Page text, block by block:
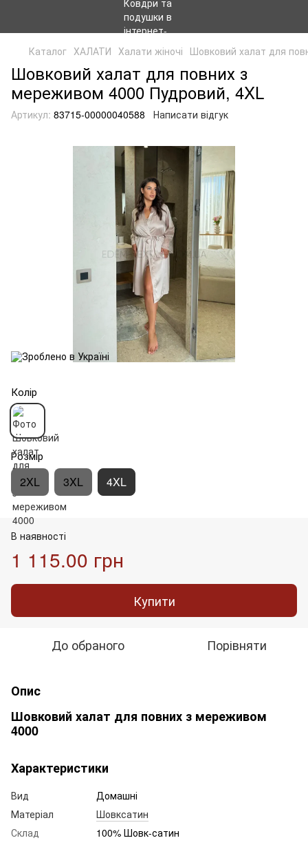
Каталог ХАЛАТИ Халати жіночі Шовковий халат для
Шовковий халат для повних з
мереживом 4000 Пудровий, 4XL
Артикул: 83715-00000040588 Написати відгук
Колір
Розмір
2XL 3XL 4XL
В наявності
1 115.00 грн
Купити
До обраного Порівняти
Опис
Шовковий халат для повних з мереживом
4000
Характеристики
Вид
Домашні
Матеріал
Шовксатин
Склад
100% Шовк-сатин